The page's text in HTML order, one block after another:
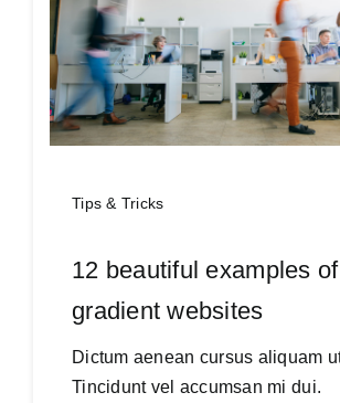
Tips & Tricks
12 beautiful examples of
gradient websites
Dictum aenean cursus aliquam
Tincidunt vel accumsan mi dui.